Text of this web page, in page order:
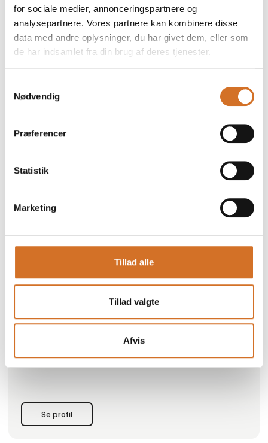
for sociale medier, annonceringspartnere og
analysepartnere. Vores partnere kan kombinere disse
data med andre oplysninger, du har givet dem, eller som
de har indsamlet fra din brug af deres tjenester.
Nødvendig
Præferencer
Statistik
Marketing
Tillad alle
Tillad valgte
Afvis
Produktet er tilføjet af:
My Glutenfree Bakery
Glutenfri brød, kager, pandekager og pizzabunde, hvor vi
eller råvarerne i produkterne. Derfor er alle vores produkter
også økologiske, mælkefri og alle brød, pandekager og
smagsforstærkere og konserveringsmidler. I kagerne indgår
Alle brød og kager er naturligvis håndlavede
Se profil